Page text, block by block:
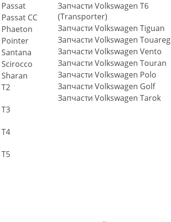
CC
Pointer
Запчасти Volkswagen T6
(Transporter)
Запчасти Volkswagen Tiguan
Запчасти Volkswagen Touareg
Запчасти Volkswagen Vento
Запчасти Volkswagen Touran
Запчасти Volkswagen Polo
Запчасти Volkswagen Golf
Запчасти Volkswagen Tarok